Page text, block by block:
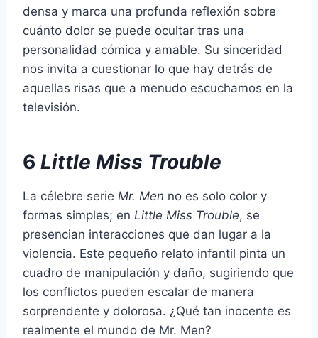
densa y marca una profunda reflexión sobre
cuánto dolor se puede ocultar tras una
personalidad cómica y amable. Su sinceridad
nos invita a cuestionar lo que hay detrás de
aquellas risas que a menudo escuchamos en la
televisión.
6 Little Miss Trouble
La célebre serie Mr. Men no es solo color y
formas simples; en Little Miss Trouble, se
presencian interacciones que dan lugar a la
violencia. Este pequeño relato infantil pinta un
cuadro de manipulación y daño, sugiriendo que
los conflictos pueden escalar de manera
sorprendente y dolorosa. ¿Qué tan inocente es
realmente el mundo de Mr. Men?